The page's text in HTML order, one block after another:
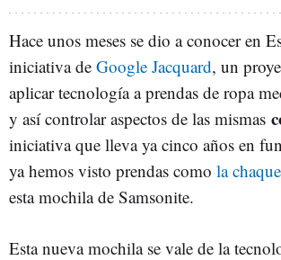
Hace unos meses se dio a conocer en
iniciativa de Google Jacquard, un
aplicar tecnología a prendas de ropa
y así controlar aspectos de las mismas
iniciativa que lleva ya cinco años en
ya hemos visto prendas como la
esta mochila de Samsonite.
Esta nueva mochila se vale de la